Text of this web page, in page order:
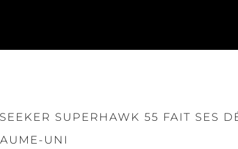
SUPERHAWK 55 FAIT SES
UNI